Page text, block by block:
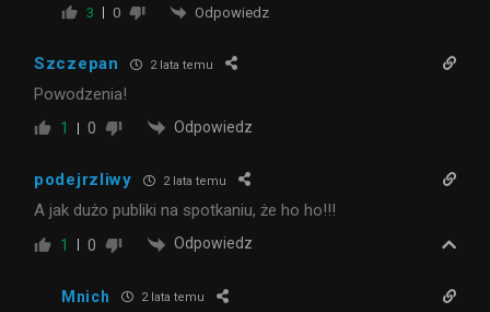
3 0 Odpowiedz
Szczepan 2 lata temu
Powodzenia!
1 0 Odpowiedz
podejrzliwy 2 lata temu
A jak dużo publiki na spotkaniu, że ho ho!!!
1 0 Odpowiedz
Mnich 2 lata temu